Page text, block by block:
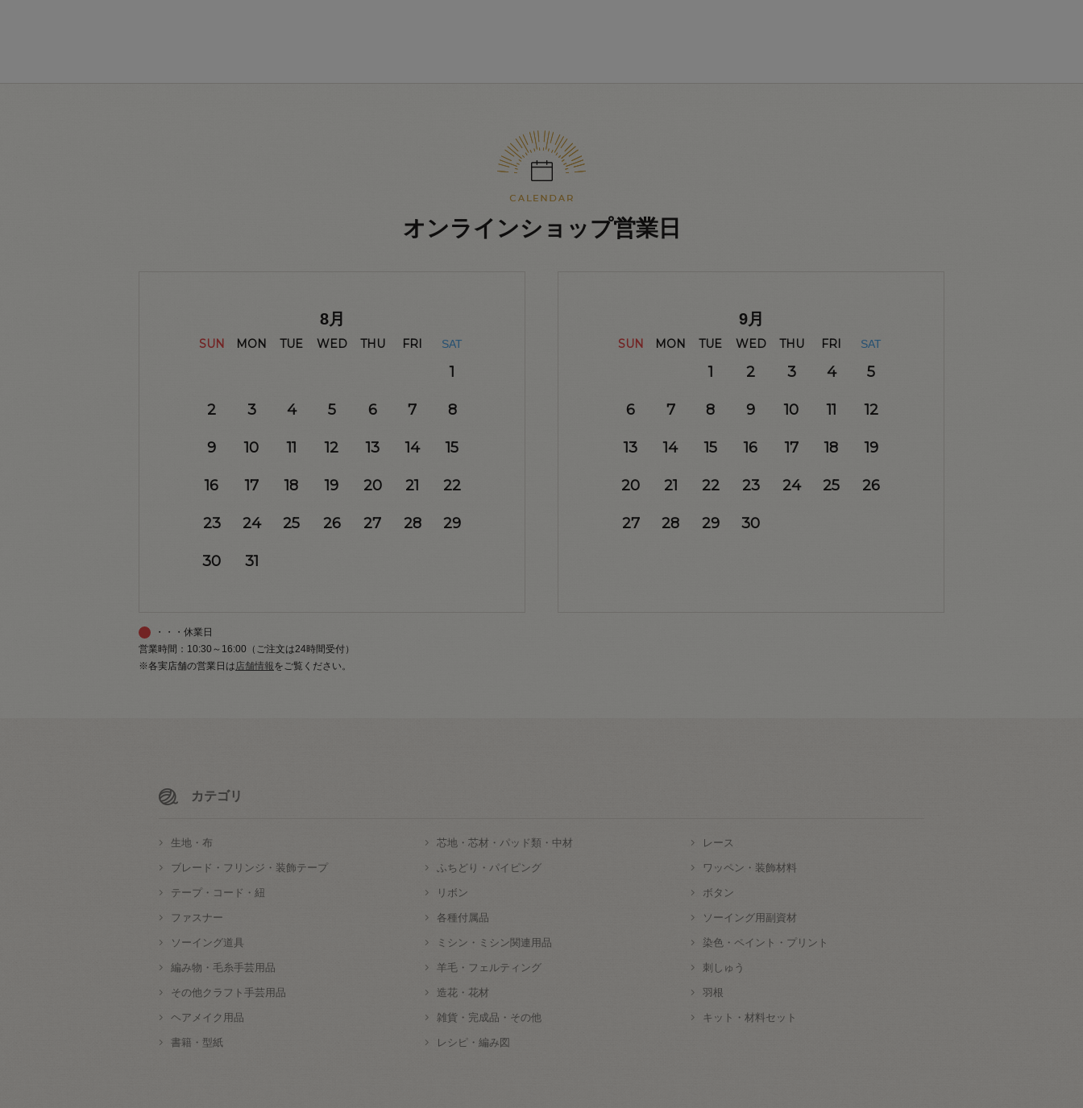
オンラインショップ営業日
8月
SUN MON TUE WED THU FRI SAT
1
2 3 4 5 6 7 8
9 10 11 12 13 14 15
16 17 18 19 20 21 22
23 24 25 26 27 28 29
30 31
9月
SUN MON TUE WED THU FRI SAT
1 2 3 4 5
6 7 8 9 10 11 12
13 14 15 16 17 18 19
20 21 22 23 24 25 26
27 28 29 30
・・・休業日
営業時間：10:30～16:00（ご注文は24時間受付）
※各実店舗の営業日は店舗情報をご覧ください。
カテゴリ
生地・布 芯地・芯材・パッド類・中材 レース
ブレード・フリンジ・装飾テープ ふちどり・パイピング ワッペン・装飾材料
テープ・コード・紐 リボン ボタン
ファスナー 各種付属品 ソーイング用副資材
ソーイング道具 ミシン・ミシン関連用品 染色・ペイント・プリント
編み物・毛糸手芸用品 羊毛・フェルティング 刺しゅう
その他クラフト手芸用品 造花・花材 羽根
ヘアメイク用品 雑貨・完成品・その他 キット・材料セット
書籍・型紙 レシピ・編み図